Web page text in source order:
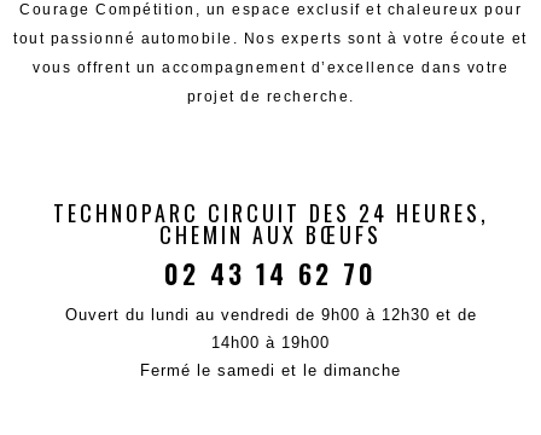
Courage Compétition, un espace exclusif et chaleureux pour
tout passionné automobile. Nos experts sont à votre écoute et
vous offrent un accompagnement d’excellence dans votre
projet de recherche.
TECHNOPARC CIRCUIT DES 24 HEURES,
CHEMIN AUX BŒUFS
02 43 14 62 70
Ouvert du lundi au vendredi de 9h00 à 12h30 et de
14h00 à 19h00
Fermé le samedi et le dimanche​